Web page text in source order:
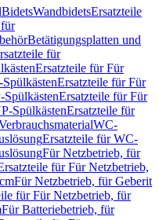
BidetsWandbidetsErsatzteile
Betätigungsplatten und
für
Ersatzteile für Für
Ersatzteile für Für
Ersatzteile für Für
SpülkästenErsatzteile für
WC-
Ersatzteile für WC-
Für Netzbetrieb, für
für Für Netzbetrieb,
Für Netzbetrieb, für Geberit
für Für Netzbetrieb, für
Für Batteriebetrieb, für